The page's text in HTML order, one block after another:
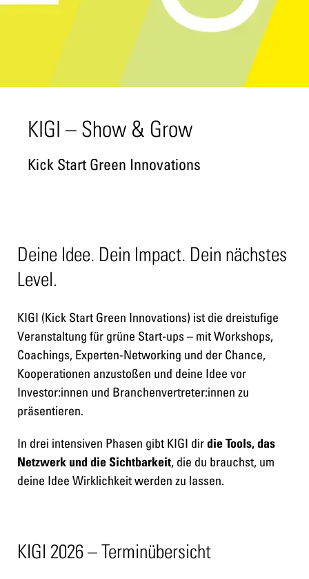
KIGI – Show & Grow
Kick Start Green Innovations
Deine Idee. Dein Impact. Dein nächstes
Level.
KIGI (Kick Start Green Innovations) ist die dreistufige
Veranstaltung für grüne Start-ups – mit Workshops,
Coachings, Experten-Networking und der Chance,
Kooperationen anzustoßen und deine Idee vor
Investor:innen und Branchenvertreter:innen zu
präsentieren.
In drei intensiven Phasen gibt KIGI dirdie Tools, das
Netzwerk und die Sichtbarkeit, die du brauchst, um
deine Idee Wirklichkeit werden zu lassen.
KIGI 2026 – Terminübersicht